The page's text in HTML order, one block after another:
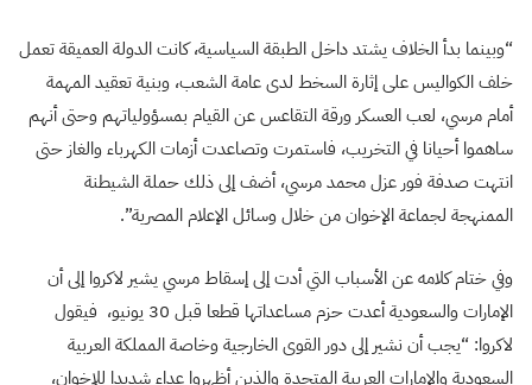
“وبينما بدأ الخلاف يشتد داخل الطبقة السياسية، كانت الدولة العميقة تعمل
خلف الكواليس على إثارة السخط لدى عامة الشعب، وبنية تعقيد المهمة
أمام مرسي، لعب العسكر ورقة التقاعس عن القيام بمسؤولياتهم وحتى أنهم
ساهموا أحيانا في التخريب، فاستمرت وتصاعدت أزمات الكهرباء والغاز حتى
انتهت صدفة فور عزل محمد مرسي، أضف إلى ذلك حملة الشيطنة
الممنهجة لجماعة الإخوان من خلال وسائل الإعلام المصرية”.
وفي ختام كلامه عن الأسباب التي أدت إلى إسقاط مرسي يشير لاكروا إلى أن
الإمارات والسعودية أعدت حزم مساعداتها قطعا قبل 30 يونيو، فيقول
لاكروا: “يجب أن نشير إلى دور القوى الخارجية وخاصة المملكة العربية
السعودية والإمارات العربية المتحدة والذين أظهروا عداء شديدا للإخوان،